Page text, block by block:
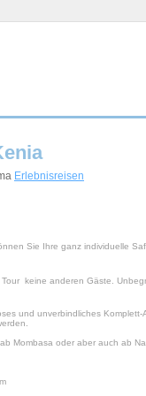
Erlebnisreisen
Sie Ihre ganz individuelle
 keine anderen Gäste.
und unverbindliches
Mombasa oder aber auch ab